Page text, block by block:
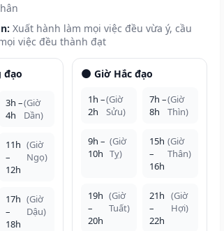
Xuất hành làm mọi việc đều vừa ý, cầu
việc đều thành đạt
đạo
3h –
4h
(Giờ
Dần)
11h
–
12h
(Giờ
Ngọ)
17h
–
18h
(Giờ
Dậu)
🌑 Giờ Hắc đạo
1h –
2h
(Giờ
Sửu)
7h –
8h
(Giờ
Thìn)
9h –
10h
(Giờ
Tỵ)
15h
–
16h
(Giờ
Thân)
19h
–
20h
(Giờ
Tuất)
21h
–
22h
(Giờ
Hợi)